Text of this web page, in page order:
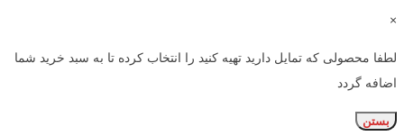
×
لطفا محصولی که تمایل دارید تهیه کنید را انتخاب کرده تا به سبد خرید شما
اضافه گردد
بستن